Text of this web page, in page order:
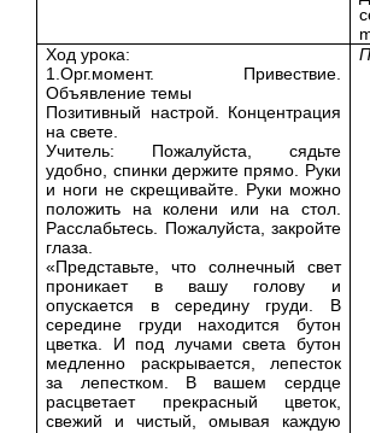
Ход урока:
1.Орг.момент. Привествие.
Объявление темы
Позитивный настрой. Концентрация
на свете.
Учитель: Пожалуйста, сядьте
удобно, спинки держите прямо. Руки
и ноги не скрещивайте. Руки можно
положить на колени или на стол.
Расслабьтесь. Пожалуйста, закройте
глаза.
«Представьте, что солнечный свет
проникает в вашу голову и
опускается в середину груди. В
середине груди находится бутон
цветка. И под лучами света бутон
медленно раскрывается, лепесток
за лепестком. В вашем сердце
расцветает прекрасный цветок,
свежий и чистый, омывая каждую